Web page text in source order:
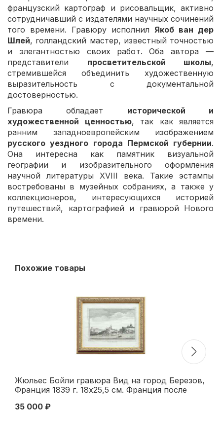
французский картограф и рисовальщик, активно
сотрудничавший с издателями научных сочинений
того времени. Гравюру исполнил Якоб ван дер
Шлей, голландский мастер, известный точностью
и элегантностью своих работ. Оба автора —
представители просветительской школы,
стремившейся объединить художественную
выразительность с документальной
достоверностью.
Гравюра обладает исторической и
художественной ценностью, так как является
ранним западноевропейским изображением
русского уездного города Пермской губернии.
Она интересна как памятник визуальной
географии и изобразительного оформления
научной литературы XVIII века. Такие эстампы
востребованы в музейных собраниях, а также у
коллекционеров, интересующихся историей
путешествий, картографией и гравюрой Нового
времени.
Похожие товары
Жюльес Бойли гравюра Вид на город Березов,
Франция 1839 г. 18x25,5 см. Франция после
35 000 ₽